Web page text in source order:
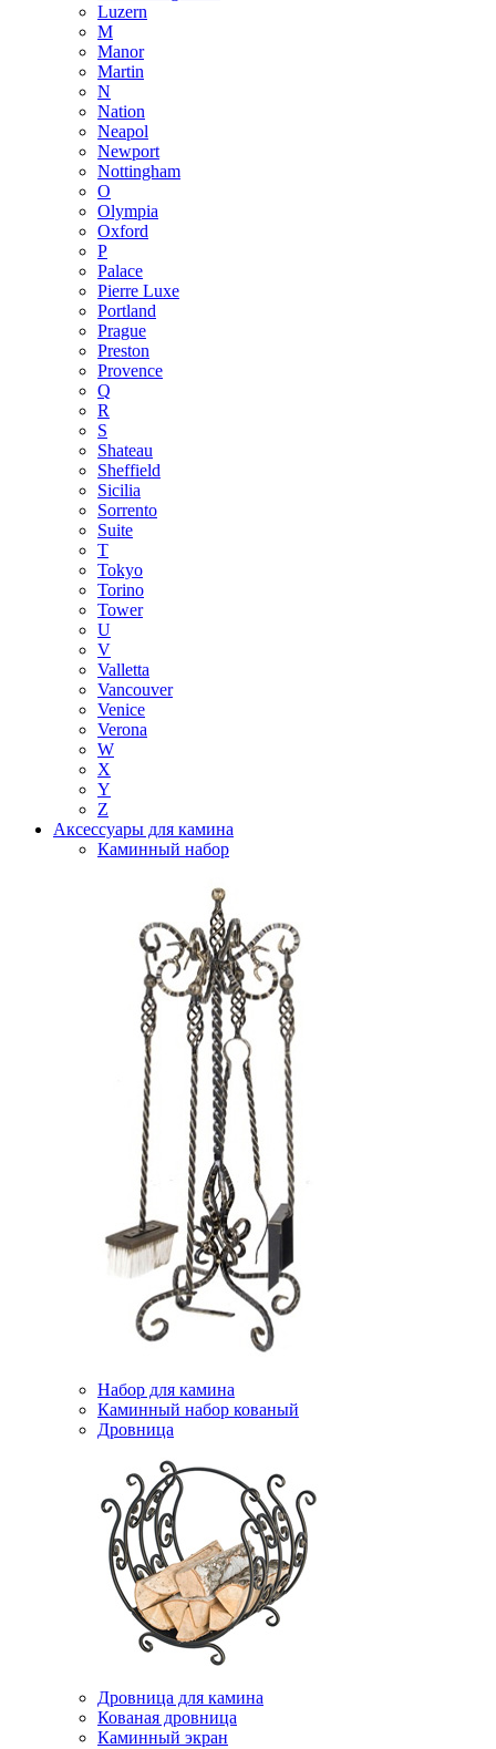
Luzern
M
Manor
Martin
N
Nation
Neapol
Newport
Nottingham
O
Olympia
Oxford
P
Palace
Pierre Luxe
Portland
Prague
Preston
Provence
Q
R
S
Shateau
Sheffield
Sicilia
Sorrento
Suite
T
Tokyo
Torino
Tower
U
V
Valletta
Vancouver
Venice
Verona
W
X
Y
Z
Аксессуары для камина
Каминный набор
Набор для камина
Каминный набор кованый
Дровница
Дровница для камина
Кованая дровница
Каминный экран